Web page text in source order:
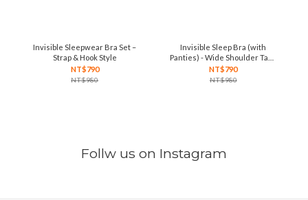
Invisible Sleepwear Bra Set –
Strap & Hook Style
NT$790
NT$980
Invisible Sleep Bra (with
Panties) - Wide Shoulder Tank
Style
NT$790
NT$980
Follw us on Instagram